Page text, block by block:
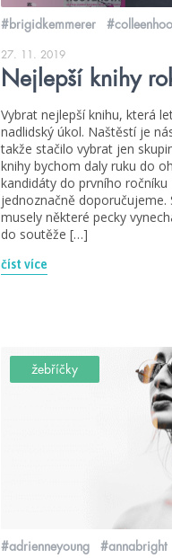
#brigidkemmerer
27. 11. 2019
Nejlepší knihy
Vybrat nejlepší knihu, která
nadlidský úkol. Naštěstí je
takže stačilo vybrat jen
knihy bychom daly ruku do
kandidáty do prvního
jednoznačně
musely některé pecky
do soutěže […]
číst více
žebříčky
#adrienneyoung #annabright